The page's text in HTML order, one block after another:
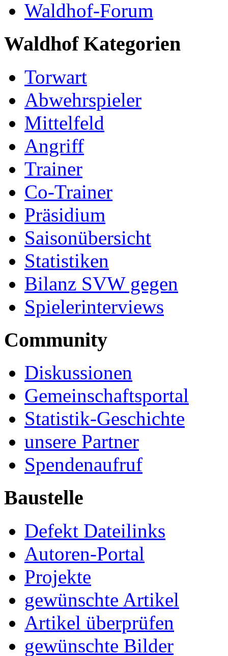
Waldhof-Forum
Waldhof Kategorien
Torwart
Abwehrspieler
Mittelfeld
Angriff
Trainer
Co-Trainer
Präsidium
Saisonübersicht
Statistiken
Bilanz SVW gegen
Spielerinterviews
Community
Diskussionen
Gemeinschaftsportal
Statistik-Geschichte
unsere Partner
Spendenaufruf
Baustelle
Defekt Dateilinks
Autoren-Portal
Projekte
gewünschte Artikel
Artikel überprüfen
gewünschte Bilder